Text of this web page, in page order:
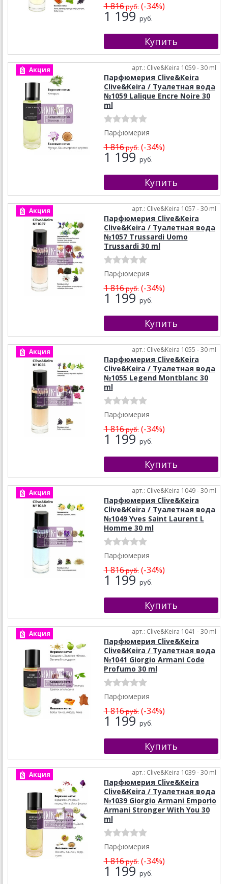
1 816руб.(-34%)
1 199 руб.
Акция арт.: Clive&Keira 1059 - 30 ml
Парфюмерия Clive&Keira
Clive&Keira / Туалетная вода
№1059 Lalique Encre Noire 30
ml
Парфюмерия
1 816руб.(-34%)
1 199 руб.
Акция арт.: Clive&Keira 1057 - 30 ml
Парфюмерия Clive&Keira
Clive&Keira / Туалетная вода
№1057 Trussardi Uomo
Trussardi 30 ml
Парфюмерия
1 816руб.(-34%)
1 199 руб.
Акция арт.: Clive&Keira 1055 - 30 ml
Парфюмерия Clive&Keira
Clive&Keira / Туалетная вода
№1055 Legend Montblanc 30
ml
Парфюмерия
1 816руб.(-34%)
1 199 руб.
Акция арт.: Clive&Keira 1049 - 30 ml
Парфюмерия Clive&Keira
Clive&Keira / Туалетная вода
№1049 Yves Saint Laurent L
Homme 30 ml
Парфюмерия
1 816руб.(-34%)
1 199 руб.
Акция арт.: Clive&Keira 1041 - 30 ml
Парфюмерия Clive&Keira
Clive&Keira / Туалетная вода
№1041 Giorgio Armani Code
Profumo 30 ml
Парфюмерия
1 816руб.(-34%)
1 199 руб.
Акция арт.: Clive&Keira 1039 - 30 ml
Парфюмерия Clive&Keira
Clive&Keira / Туалетная вода
№1039 Giorgio Armani Emporio
Armani Stronger With You 30
ml
Парфюмерия
1 816руб.(-34%)
1 199 руб.